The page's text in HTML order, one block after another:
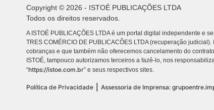
Copyright © 2026 - ISTOÉ PUBLICAÇÕES LTDA
Todos os direitos reservados.
A ISTOÉ PUBLICAÇÕES LTDA é um portal digital independente e
TRES COMÉRCIO DE PUBLICACÕES LTDA (recuperação
cobranças e que também não oferecemos cancelamento do
ISTOÉ, tampouco autorizamos terceiros a fazê-lo, nos
“https://istoe.com.br” e seus respectivos sites.
Política de Privacidade Assessoria de Imprensa: